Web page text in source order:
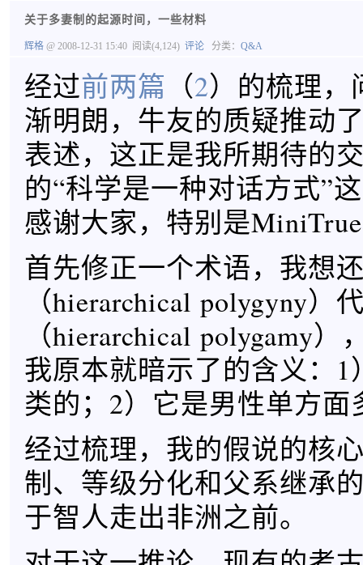
关于多妻制的起源时间，一些材料
辉格 @ 2008-12-31 15:40 阅读(4,124) 评论 分类： Q&A
经过前两篇 （2）的梳理，
渐明朗，牛友的质疑推动
表述，这正是我所期待的
的“科学是一种对话方式”
感谢大家，特别是
首先修正一个术语，我想
（hierarchical polygyny）
（hierarchical polygamy
我原本就暗示了的含义：1
类的；2）它是男性单方面
经过梳理，我的假说的核
制、等级分化和父系继承
于智人走出非洲之前。